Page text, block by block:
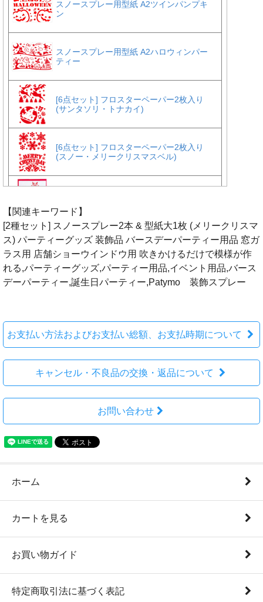
【関連キーワード】
[2種セット] スノースプレー2本 & 型紙大1枚 (メリークリスマ
ス) パーティーグッズ 装飾品 バースデーパーティー用品 窓ガ
ラス用 店舗ショーウインドウ用 吹きかけるだけで模様が作
れる,パーティーグッズ,パーティー用品,イベント用品,バース
デーパーティー,誕生日パーティー,Patymo 装飾スプレー
お支払い方法およびお支払い総額、お支払時期について
キャンセル・不良品の交換・返品について
お問い合わせ
ホーム
カートを見る
お買い物ガイド
特定商取引法に基づく表記